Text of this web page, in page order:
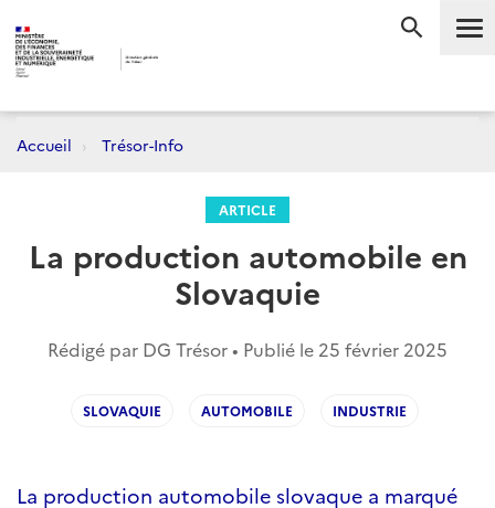
Accueil Trésor-Info
ARTICLE
La production automobile en
Slovaquie
Rédigé par DG Trésor • Publié le 25 février 2025
SLOVAQUIE AUTOMOBILE INDUSTRIE
La production automobile slovaque a marqué